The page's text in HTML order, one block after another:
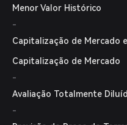
Menor Valor Histórico
-
Capitalização de Mercado
Capitalização de Mercado
-
Avaliação Totalmente
-